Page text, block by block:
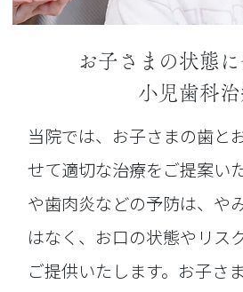
お子さまの状態
小児歯科治
当院では、お子さまの歯と
せて適切な治療をご提案い
や歯肉炎などの予防は、や
はなく、お口の状態やリス
ご提供いたします。お子さ